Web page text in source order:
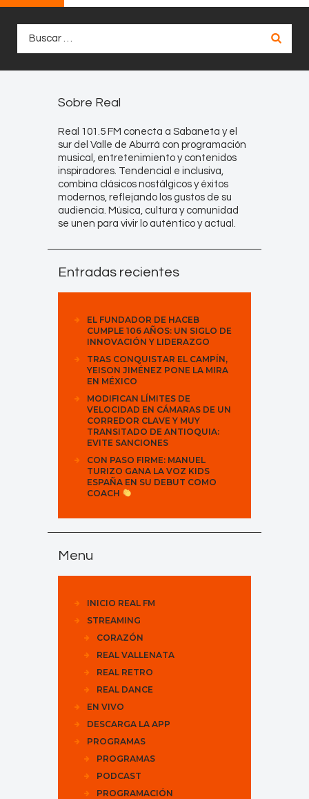
Sobre Real
Real 101.5 FM conecta a Sabaneta y el
sur del Valle de Aburrá con programación
musical, entretenimiento y contenidos
inspiradores. Tendencial e inclusiva,
combina clásicos nostálgicos y éxitos
modernos, reflejando los gustos de su
audiencia. Música, cultura y comunidad
se unen para vivir lo auténtico y actual.
Entradas recientes
EL FUNDADOR DE HACEB
CUMPLE 106 AÑOS: UN SIGLO DE
INNOVACIÓN Y LIDERAZGO
TRAS CONQUISTAR EL CAMPÍN,
YEISON JIMÉNEZ PONE LA MIRA
EN MÉXICO
MODIFICAN LÍMITES DE
VELOCIDAD EN CÁMARAS DE UN
CORREDOR CLAVE Y MUY
TRANSITADO DE ANTIOQUIA:
EVITE SANCIONES
CON PASO FIRME: MANUEL
TURIZO GANA LA VOZ KIDS
ESPAÑA EN SU DEBUT COMO
COACH
Menu
INICIO REAL FM
STREAMING
CORAZÓN
REAL VALLENATA
REAL RETRO
REAL DANCE
EN VIVO
DESCARGA LA APP
PROGRAMAS
PROGRAMAS
PODCAST
PROGRAMACIÓN